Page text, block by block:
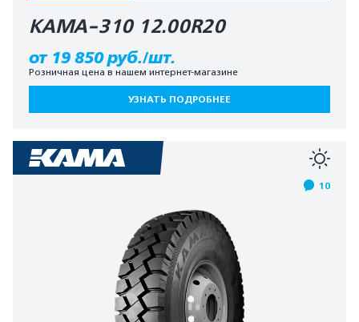
КАМА-310 12.00R20
от 19 850 руб./шт.
Розничная цена в нашем интернет-магазине
УЗНАТЬ ПОДРОБНЕЕ
10